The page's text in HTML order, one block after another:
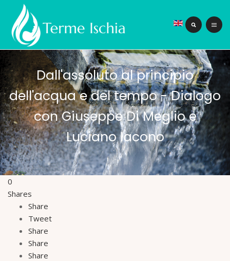
Dall'assoluto al principio
dell'acqua e del tempo - Dialogo
con Giuseppe Di Meglio e
Luciano Iacono
0
Shares
Share
Tweet
Share
Share
Share